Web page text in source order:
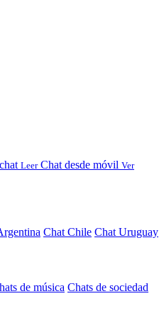
Leer Chat desde móvil Ver
Chat Chile Chat Uruguay
de música Chats de sociedad